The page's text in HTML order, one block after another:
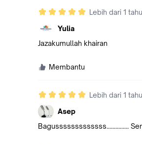
Lebih dari 1
Yulia
Jazakumullah khairan
Membantu
Lebih dari 1
Asep
Bagusssssssssssss...............